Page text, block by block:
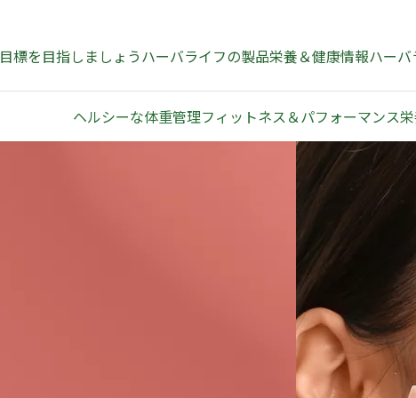
目標を目指しましょうハーバライフの製品栄養＆健康情報ハー
​​ヘルシーな体重管理フィットネス＆パフォーマンス